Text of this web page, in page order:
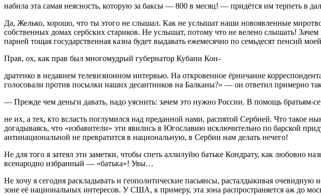
набила эта самая неясность, которую за баксы — 800 в месяц! — придётся им терпеть в
Да, Желько, хорошо, что ты этого не слышал. Как не услышат наши новоявленные
собственных домах сербских стариков. Не услышат, потому что не велено слышать!
парней тощая государственная казна будет выдавать ежемесячно по семьдесят пенсий
Прав, ох, как прав был многомудрый губернатор Кубани Кон-
дратенко в недавнем телевизионном интервью. На откровенное ёрничание
голосовали против посылки наших десантников на Балканы?» — он ответил примерно
— Прежде чем деньги давать, надо уяснить: зачем это нужно России. В помощь братьям-
не их, а тех, кто всласть поглумился над преданной нами, распятой Сербией. Что такое
догадываясь, что «избавители» эти явились в Югославию исключительно по барской
антинациональной не превратится в национальную, в Сербии нам делать нечего!
Не для того я затеял эти заметки, чтобы спеть аллилуйю батьке Кондрату, как
всенародно избранный — «батька»! Увы…
Не хочу я сегодня раскладывать и геополитические пасьянсы, расталдыкивая
зоне её национальных интересов. У США, к примеру, эта зона распространяется аж до